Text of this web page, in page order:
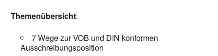
Themenübersicht:
7 Wege zur VOB und DIN konformen
Ausschreibungsposition